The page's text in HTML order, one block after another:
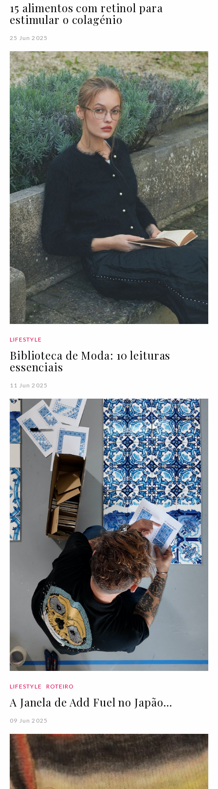
15 alimentos com retinol para
estimular o colagénio
25 Jun 2025
LIFESTYLE
Biblioteca de Moda: 10 leituras
essenciais
11 Jun 2025
LIFESTYLE ROTEIRO
A Janela de Add Fuel no Japão…
09 Jun 2025